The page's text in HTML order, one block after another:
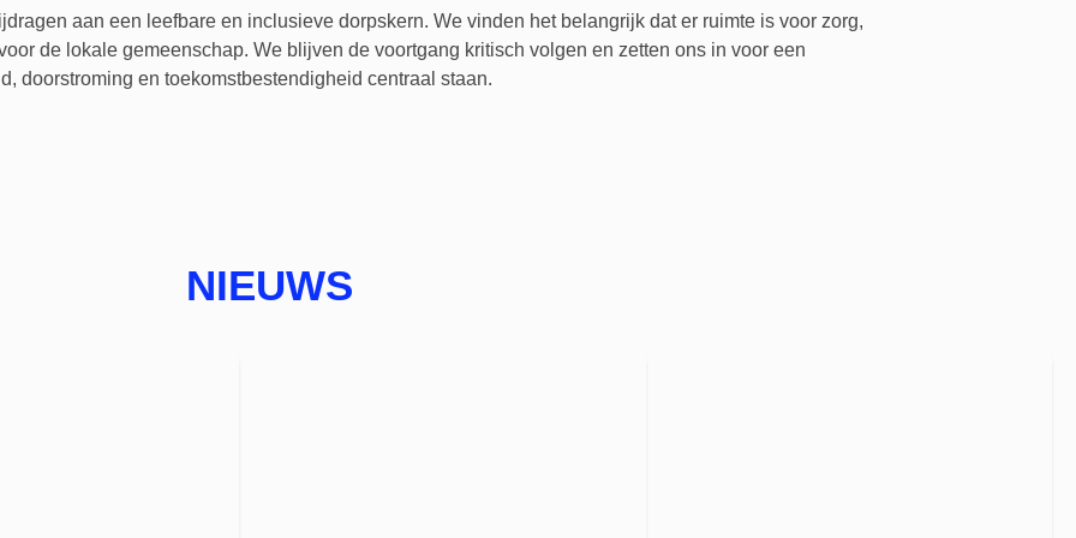
aan een leefbare en inclusieve dorpskern. We vinden het belangrijk dat er ruimte is voor zorg,
de lokale gemeenschap. We blijven de voortgang kritisch volgen en zetten ons in voor een
doorstroming en toekomstbestendigheid centraal staan.
NIEUWS